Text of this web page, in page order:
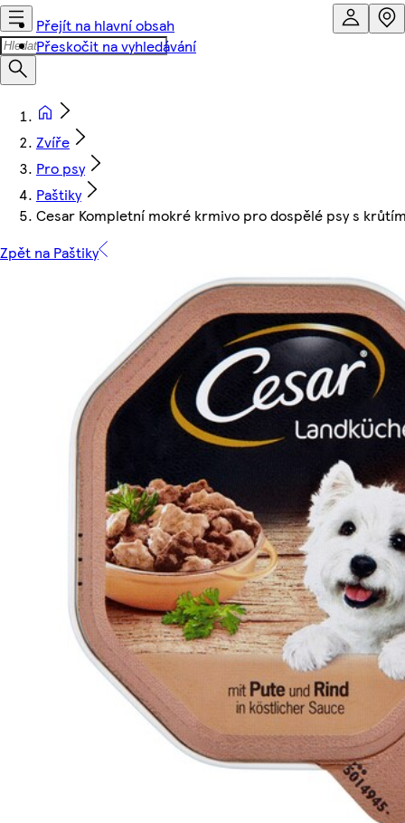
Přejít na hlavní obsah
Přeskočit na vyhledávání
Zvíře
Pro psy
Paštiky
Cesar Kompletní mokré krmivo pro dospělé psy s
Zpět na Paštiky